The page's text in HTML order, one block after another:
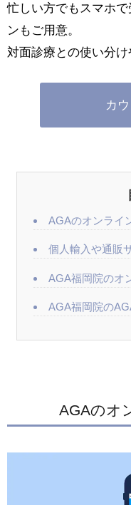
忙しい方でもスマホ
ンもご用意。
対面診療との使い分け
カ
AGAのオンライ
個人輸入や通販
AGA福岡院のオ
AGA福岡院の
AGAのオ